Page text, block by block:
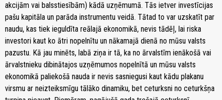
akcijām vai balsstiesībām) kādā uzņēmumā. Tās ietver investīcijas
pašu kapitāla un parāda instrumentu veidā. Tātad to var uzskatīt par
naudu, kas tiek ieguldīta reālajā ekonomikā, nevis tādēļ, lai riska
investori kaut ko ātri nopelnītu un nākamajā dienā no mūsu valsts
pazustu. Kā jau minēts, labā ziņa ir tā, ka no ārvalstīm ienākošā vai
ārvalstnieku dibinātajos uzņēmumos nopelnītā un mūsu valsts
ekonomikā paliekošā nauda ir nevis sasniegusi kaut kādu plakanu
virsmu ar neizteiksmīgu tālāko dinamiku, bet ceturksni no ceturkšņa